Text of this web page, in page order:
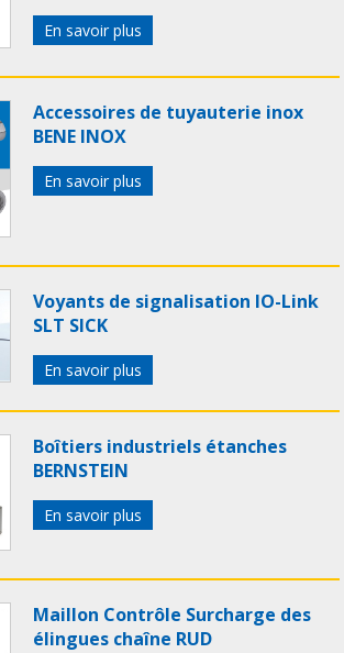
En savoir plus
Accessoires de tuyauterie inox
BENE INOX
En savoir plus
Voyants de signalisation IO-Link
SLT SICK
En savoir plus
Boîtiers industriels étanches
BERNSTEIN
En savoir plus
Maillon Contrôle Surcharge des
élingues chaîne RUD